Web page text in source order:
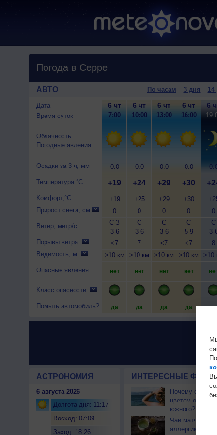
Погода в Серре
АВТО По часам 3 дня 14
Дата
Время суток
Облачность
Погодные явления
Осадки за 3 ч, мм
Температура °C
Комфорт,°C
Прирост снега, см
Ветер, метр/с
Порывы ветра
Видимость, м
Опасные явления
Класс опасности
Помыть автомобиль?
6 чт
7:00
0.0
+19
+19
0
С-З
3-6
<7
>10 км
нет
да
6 чт
10:00
0.0
+24
+25
0
С
3-6
7
>10 км
нет
да
6 чт
13:00
0.0
+29
+29
0
С
3-6
<7
>10 км
нет
да
6 чт
16:00
0.0
+30
+30
0
С
5-9
<7
>10 км
нет
да
6
0
С
3-
8
>10
да
АСТРОНОМИЯ
6 августа 2026
Долгота дня: 11:17
Восход: 07:09
Заход: 18:26
ИНТЕРЕСНЫЕ
Почему
цветом
южного?
Чай матча
аллергикам